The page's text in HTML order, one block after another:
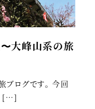
大峰山系の旅
ブログです。 今回
[…]